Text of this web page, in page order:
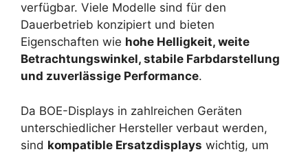
verfügbar. Viele Modelle sind für den
Dauerbetrieb konzipiert und bieten
Eigenschaften wie hohe Helligkeit, weite
Betrachtungswinkel, stabile Farbdarstellung
und zuverlässige Performance.
Da BOE-Displays in zahlreichen Geräten
unterschiedlicher Hersteller verbaut werden,
sind kompatible Ersatzdisplays wichtig, um